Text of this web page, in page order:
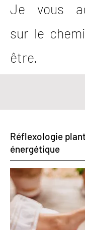
Je vous
sur le
être.
Réflexologie
énergétique